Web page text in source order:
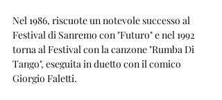
Nel 1986, riscuote un notevole successo al
Festival di Sanremo con "Futuro" e nel 1992
torna al Festival con la canzone "Rumba Di
Tango", eseguita in duetto con il comico
Giorgio Faletti.